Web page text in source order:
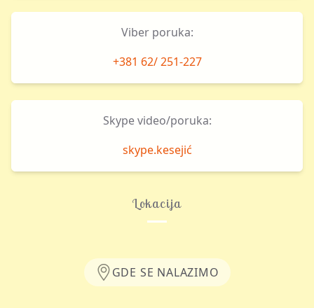
Viber poruka:
+381 62/ 251-227
Skype video/poruka:
skype.kesejić
Lokacija
GDE SE NALAZIMO